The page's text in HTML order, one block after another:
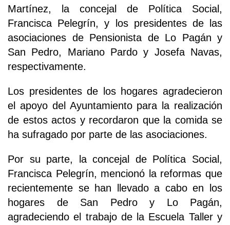
Martínez, la concejal de Política Social,
Francisca Pelegrín, y los presidentes de las
asociaciones de Pensionista de Lo Pagán y
San Pedro, Mariano Pardo y Josefa Navas,
respectivamente.
Los presidentes de los hogares agradecieron
el apoyo del Ayuntamiento para la realización
de estos actos y recordaron que la comida se
ha sufragado por parte de las asociaciones.
Por su parte, la concejal de Política Social,
Francisca Pelegrín, mencionó la reformas que
recientemente se han llevado a cabo en los
hogares de San Pedro y Lo Pagán,
agradeciendo el trabajo de la Escuela Taller y